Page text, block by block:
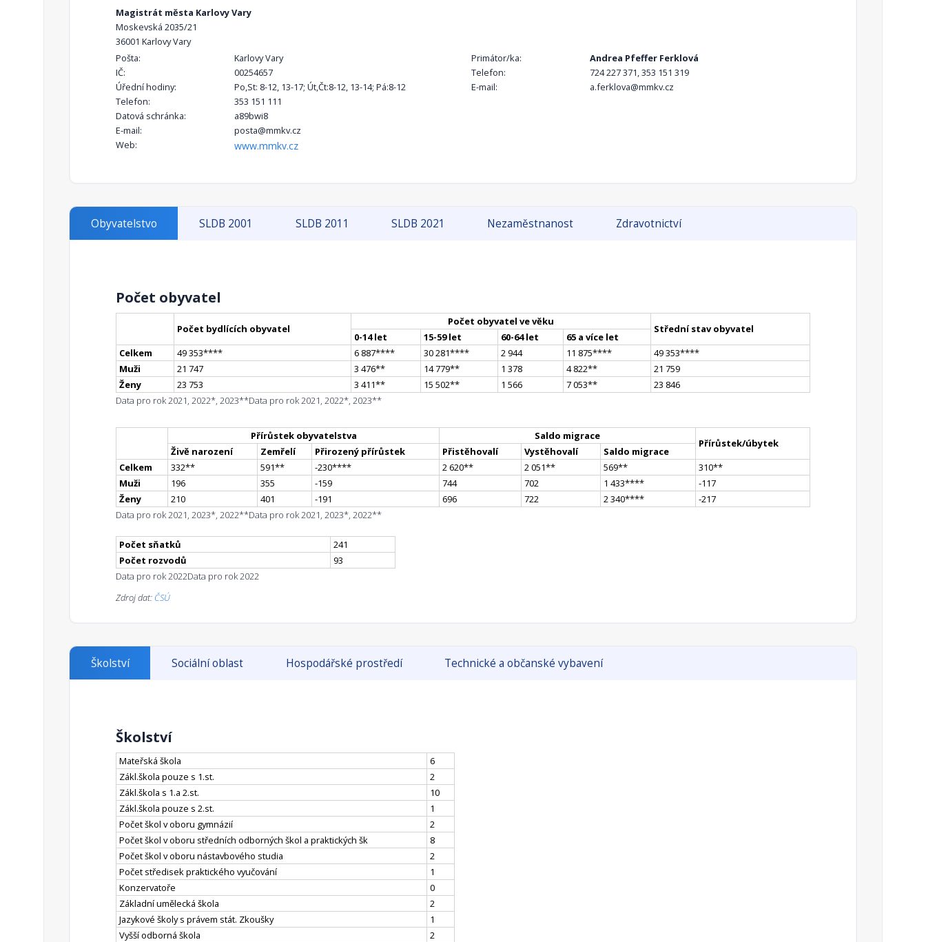
Magistrát města Karlovy Vary
Moskevská 2035/21
36001 Karlovy Vary
Pošta:
Karlovy Vary
IČ:
00254657
Úřední hodiny:
Po,St: 8-12, 13-17; Út,Čt:8-12, 13-14; Pá:8-12
Telefon:
353 151 111
Datová schránka:
a89bwi8
E-mail:
posta@mmkv.cz
Web:
www.mmkv.cz
Primátor/ka:
Andrea Pfeffer Ferklová
Telefon:
724 227 371, 353 151 319
E-mail:
a.ferklova@mmkv.cz
Obyvatelstvo SLDB 2001 SLDB 2011 SLDB 2021 Nezaměstnanost Zdravotnictví
Počet obyvatel
Počet bydlících obyvatel
Počet obyvatel ve věku
Střední stav obyvatel
0-14 let 15-59 let 60-64 let
65 a více let
Celkem
49 353**** 6 887**** 30 281**** 2 944 11 875**** 49 353****
Muži
21 747 3 476** 14 779** 1 378 4 822**
21 759
Ženy
23 753 3 411** 15 502** 1 566 7 053**
23 846
Data pro rok 2021, 2022*, 2023**Data pro rok 2021, 2022*, 2023**
Přírůstek obyvatelstva Saldo migrace
Přírůstek/úbytek
Živě narození Zemřelí Přirozený přírůstek Přistěhovalí Vystěhovalí
Saldo migrace
Celkem
332** 591** -230**** 2 620** 2 051** 569** 310**
Muži
196 355 -159 744 702 1 433****
-117
Ženy
210 401 -191 696 722 2 340****
-217
Data pro rok 2021, 2023*, 2022**Data pro rok 2021, 2023*, 2022**
Počet sňatků
241
Počet rozvodů
93
Data pro rok 2022Data pro rok 2022
Zdroj dat: ČSÚ
Školství Sociální oblast Hospodářské prostředí Technické a občanské vybavení
Školství
Mateřská škola
6
Zákl.škola pouze s 1.st.
2
Zákl.škola s 1.a 2.st.
10
Zákl.škola pouze s 2.st.
1
Počet škol v oboru gymnázií
2
Počet škol v oboru středních odborných škol a praktických šk
8
Počet škol v oboru nástavbového studia
2
Počet středisek praktického vyučování
1
Konzervatoře
0
Základní umělecká škola
2
Jazykové školy s právem stát. Zkoušky
1
Vyšší odborná škola
2